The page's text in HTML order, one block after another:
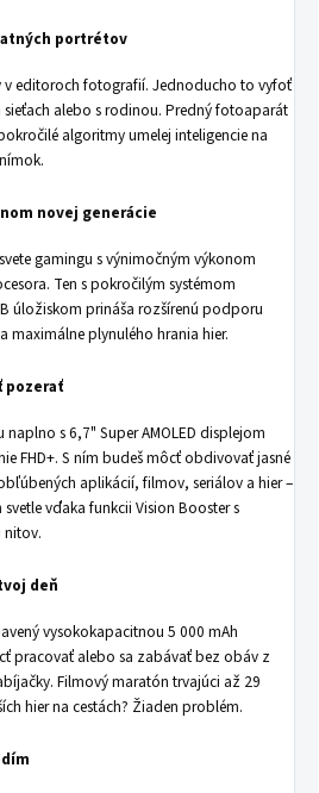
portrétov
v editoroch fotografií. Jednoducho to vyfoť
alebo s rodinou. Predný fotoaparát
algoritmy umelej inteligencie na
novej generácie
gamingu s výnimočným výkonom
Ten s pokročilým systémom
úložiskom prináša rozšírenú podporu
maximálne plynulého hrania hier.
pozerať
s 6,7" Super AMOLED displejom
FHD+. S ním budeš môcť obdivovať jasné
aplikácií, filmov, seriálov a hier –
vďaka funkcii Vision Booster s
nitov.
deň
vysokokapacitnou 5 000 mAh
pracovať alebo sa zabávať bez obáv z
Filmový maratón trvajúci až 29
hier na cestách? Žiaden problém.